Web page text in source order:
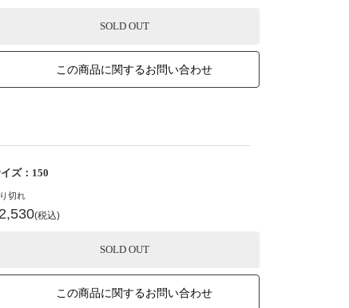
SOLD OUT
この商品に関するお問い合わせ
ズ：150
切れ
(税込)
SOLD OUT
この商品に関するお問い合わせ